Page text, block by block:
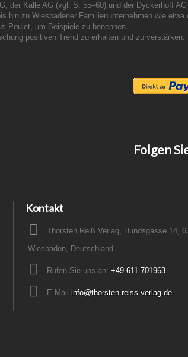
der Kalle AG (vgl. S. 55–60) und der Dyckerhoff
hin zu Wiesbadener Familienunternehmen wie etwa
Poulet, um Beispiele zu benennen.
positiven Trend zu erhalten und zu verstärken.
Folgen
Kontakt
Thorsten Reiß Verlag, Hundsgasse 14,
Wiesbaden, Deutschland
Rufen Sie uns an: +49 611 701963
E-Mail info@thorsten-reiss-verlag.de